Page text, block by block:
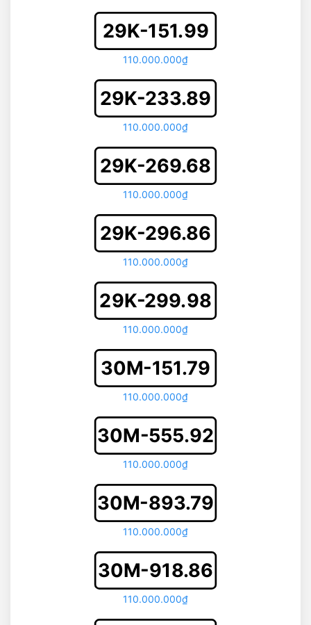
29K-151.99
110.000.000₫
29K-233.89
110.000.000₫
29K-269.68
110.000.000₫
29K-296.86
110.000.000₫
29K-299.98
110.000.000₫
30M-151.79
110.000.000₫
30M-555.92
110.000.000₫
30M-893.79
110.000.000₫
30M-918.86
110.000.000₫